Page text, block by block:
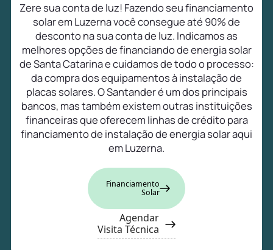
Zere sua conta de luz! Fazendo seu financiamento
solar em Luzerna você consegue até 90% de
desconto na sua conta de luz. Indicamos as
melhores opções de financiando de energia solar
de Santa Catarina e cuidamos de todo o processo:
da compra dos equipamentos à instalação de
placas solares. O Santander é um dos principais
bancos, mas também existem outras instituições
financeiras que oferecem linhas de crédito para
financiamento de instalação de energia solar aqui
em Luzerna.
Financiamento
Solar
Agendar
Visita Técnica